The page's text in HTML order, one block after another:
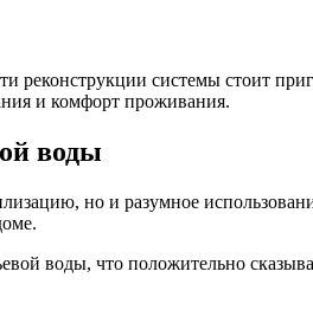
системы стоит
и комфорт проживания.
воды
но и разумное
воды, что положительно